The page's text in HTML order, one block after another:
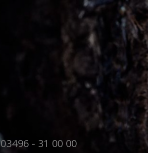
03496 - 31 00 00